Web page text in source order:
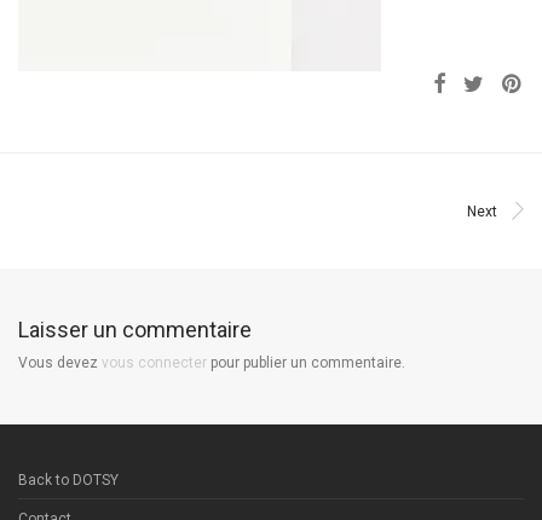
Next
Laisser un commentaire
Vous devez vous connecter pour publier un commentaire.
Back to DOTSY